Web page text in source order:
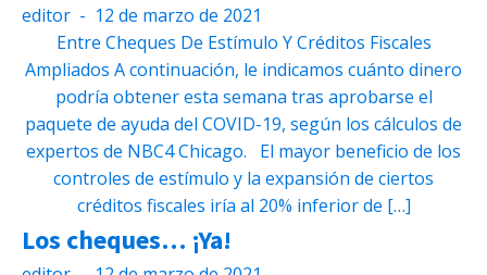
editor - 12 de marzo de 2021
Entre Cheques De Estímulo Y Créditos Fiscales
Ampliados A continuación, le indicamos cuánto dinero
podría obtener esta semana tras aprobarse el
paquete de ayuda del COVID-19, según los cálculos de
expertos de NBC4 Chicago. El mayor beneficio de los
controles de estímulo y la expansión de ciertos
créditos fiscales iría al 20% inferior de […]
Los cheques… ¡Ya!